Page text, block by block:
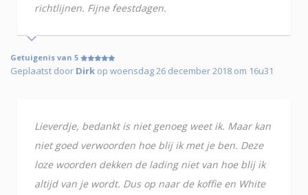
richtlijnen. Fijne feestdagen.
Getuigenis van 5
Geplaatst door Dirk op woensdag 26 december 2018 om 16u31
Lieverdje, bedankt is niet genoeg weet ik. Maar kan
niet goed verwoorden hoe blij ik met je ben. Deze
loze woorden dekken de lading niet van hoe blij ik
altijd van je wordt. Dus op naar de koffie en White